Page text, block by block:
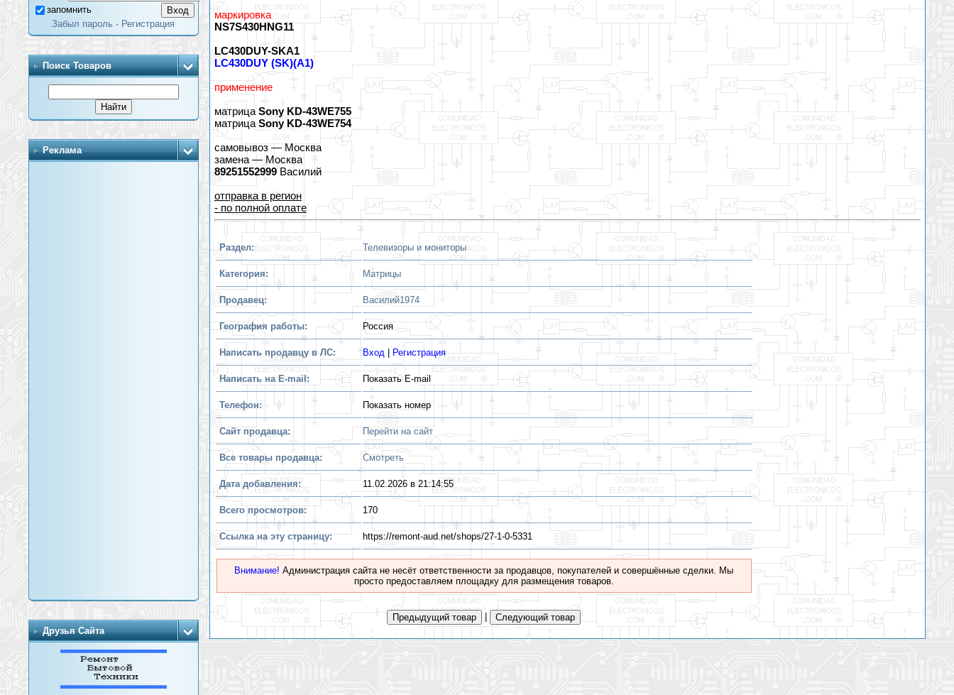
запомнить
Забыл пароль · Регистрация
Поиск Товаров
Реклама
Друзья Сайта
маркировка
NS7S430HNG11
LC430DUY-SKA1
LC430DUY (SK)(A1)
применение
матрицаSony KD-43WE755
матрицаSony KD-43WE754
самовывоз — Москва
замена — Москва
89251552999Василий
отправка в регион
- по полной оплате
Раздел: Телевизоры и мониторы
Категория: Матрицы
Продавец: Василий1974
География работы: Россия
Написать продавцу в ЛС: Вход| Регистрация
Написать на E-mail: Показать E-mail
Телефон: Показать номер
Сайт продавца: Перейти на сайт
Все товары продавца: Смотреть
Дата добавления: 11.02.2026 в 21:14:55
Всего просмотров: 170
Ссылка на эту страницу: https://remont-aud.net/shops/27-1-0-5331
Внимание! Администрация сайта не несёт ответственности за продавцов, покупателей и совершённые сделки. Мы
просто предоставляем площадку для размещения товаров.
|